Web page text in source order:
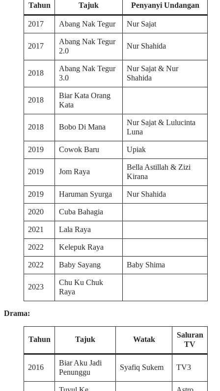
Tahun Tajuk Penyanyi Undangan
2017 Abang Nak Tegur Nur Sajat
2017
Abang Nak Tegur
2.0
Nur Shahida
2018
Abang Nak Tegur
3.0
Nur Sajat & Nur
Shahida
2018
Biar Kata Orang
Kata
2018 Bobo Di Mana
Nur Sajat & Lulucinta
Luna
2019
Cowok Baru Upiak
2019 Jom Raya
Bella Astillah & Zizi
Kirana
2019
Haruman Syurga
Nur Shahida
2020
Cuba Bahagia
2021
Lala Raya
2022
Kelepuk Raya
2022
Baby Sayang Baby Shima
2023
Chu Ku Chuk
Raya
Drama:
Tahun Tajuk Watak
Saluran
TV
2016
Biar Aku Jadi
Penunggu
Syafiq Sukem TV3